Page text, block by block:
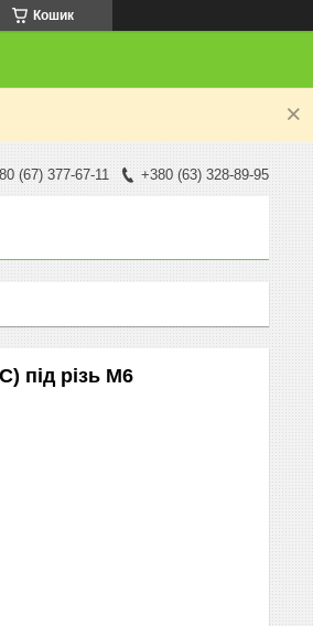
Кошик
(67) 377-67-11 +380 (63) 328-89-95
під різь M6